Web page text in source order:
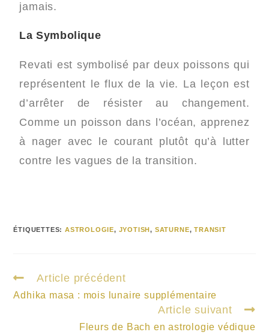
jamais.
La Symbolique
Revati est symbolisé par deux poissons qui
représentent le flux de la vie. La leçon est
d’arrêter de résister au changement.
Comme un poisson dans l’océan, apprenez
à nager avec le courant plutôt qu’à lutter
contre les vagues de la transition.
ÉTIQUETTES:ASTROLOGIE, JYOTISH, SATURNE, TRANSIT
Article précédent
Adhika masa : mois lunaire supplémentaire
Article suivant
Fleurs de Bach en astrologie védique